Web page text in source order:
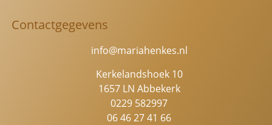
Contactgegevens
info@mariahenkes.nl
Kerkelandshoek 10
1657 LN Abbekerk
0229 582997
06 46 27 41 66